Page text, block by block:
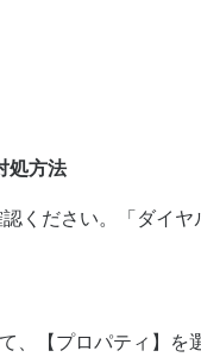
処方法
ください。「ダイ
、【プロパティ】を